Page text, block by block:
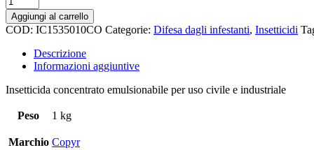
concentrato
CIPERTRIN
T
quantità
Aggiungi al carrello
COD: IC1535010CO Categorie: Difesa dagli infestanti, Insetticidi
Descrizione
Informazioni aggiuntive
Insetticida concentrato emulsionabile per uso civile e industriale
Peso 1 kg
Marchio Copyr